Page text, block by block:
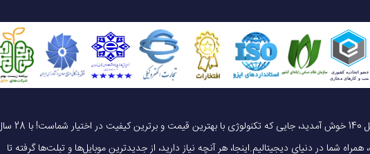
ندارد
در برابر گرد و غبار دارد
یک خرید هوشمندانه ، قیمت منصفانه، تجربه‌ای متفاوت! به موبایل 140 خوش آمدید، جایی که
شما در دنیای دیجیتالیم.اینجا، هر آنچه نیاز دارید، از جدیدترین موبایل‌ها و تبلت‌ها گرفته تا